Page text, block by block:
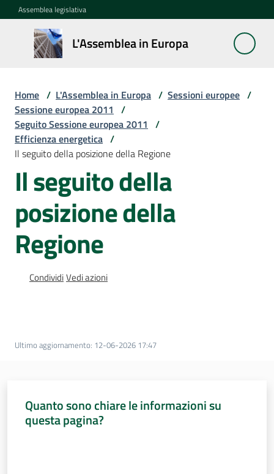
Vai al contenuto
Vai alla navigazione
Vai al footer
Assemblea legislativa
L'Assemblea in Europa
L'Assemblea
in Europa
Cos'è
la
Sessione
europea
europea
regionale
Sessioni
Assemblea
legislativa
Home / L'Assemblea in Europa / Sessioni europee /
Sessione europea 2011 /
Seguito Sessione europea 2011 /
Efficienza energetica /
Il seguito della posizione della Regione
Il seguito della
posizione della
Regione
CondividiVedi azioni
Ultimo aggiornamento: 12-06-2026 17:47
Quanto sono chiare le informazioni su
questa pagina?